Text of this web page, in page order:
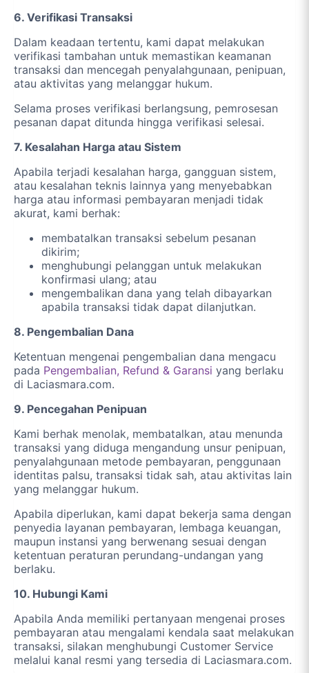
6. Verifikasi Transaksi
Dalam keadaan tertentu, kami dapat melakukan
verifikasi tambahan untuk memastikan keamanan
transaksi dan mencegah penyalahgunaan, penipuan,
atau aktivitas yang melanggar hukum.
Selama proses verifikasi berlangsung, pemrosesan
pesanan dapat ditunda hingga verifikasi selesai.
7. Kesalahan Harga atau Sistem
Apabila terjadi kesalahan harga, gangguan sistem,
atau kesalahan teknis lainnya yang menyebabkan
harga atau informasi pembayaran menjadi tidak
akurat, kami berhak:
membatalkan transaksi sebelum pesanan
dikirim;
menghubungi pelanggan untuk melakukan
konfirmasi ulang; atau
mengembalikan dana yang telah dibayarkan
apabila transaksi tidak dapat dilanjutkan.
8. Pengembalian Dana
Ketentuan mengenai pengembalian dana mengacu
pada Pengembalian, Refund & Garansi yang berlaku
di Laciasmara.com.
9. Pencegahan Penipuan
Kami berhak menolak, membatalkan, atau menunda
transaksi yang diduga mengandung unsur penipuan,
penyalahgunaan metode pembayaran, penggunaan
identitas palsu, transaksi tidak sah, atau aktivitas lain
yang melanggar hukum.
Apabila diperlukan, kami dapat bekerja sama dengan
penyedia layanan pembayaran, lembaga keuangan,
maupun instansi yang berwenang sesuai dengan
ketentuan peraturan perundang-undangan yang
berlaku.
10. Hubungi Kami
Apabila Anda memiliki pertanyaan mengenai proses
pembayaran atau mengalami kendala saat melakukan
transaksi, silakan menghubungi Customer Service
melalui kanal resmi yang tersedia di Laciasmara.com.